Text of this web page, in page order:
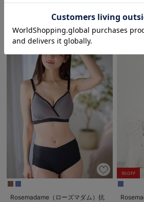
Rosemadame（ローズマダム）抗
5%OFF
お気に入り商品を確